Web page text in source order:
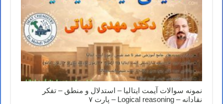
نمونه سوالات آیمت ایتالیا – استدلال و منطق – تفکر
نقادانه – Logical reasoning – پارت ۷